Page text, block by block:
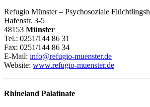
Refugio Münster – Psychosoziale
Hafenstr. 3-5
48153 Münster
Tel.: 0251/144 86 31
Fax: 0251/144 86 34
E-Mail: info@refugio-muenster.de
Website: www.refugio-muenster.de
Rhineland Palatinate